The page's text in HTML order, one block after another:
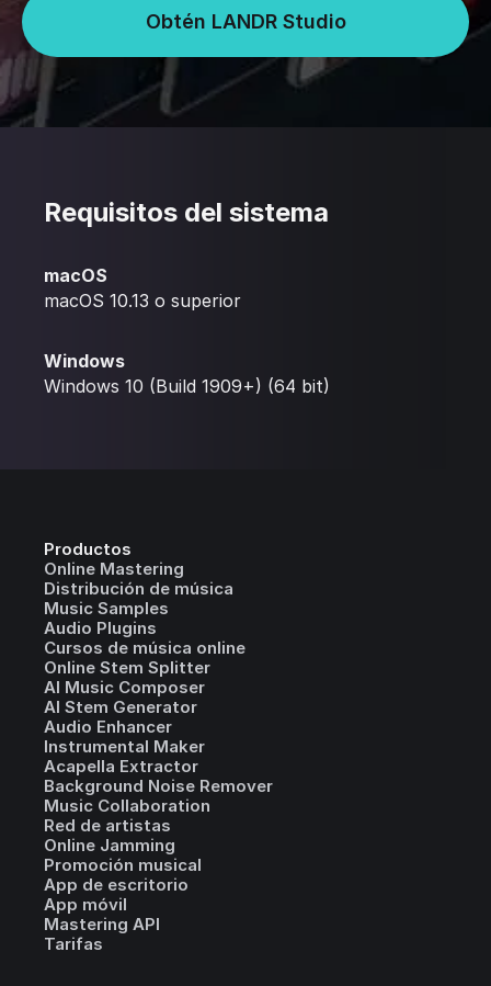
Obtén LANDR Studio
Requisitos del sistema
macOS
macOS 10.13 o superior
Windows
Windows 10 (Build 1909+) (64 bit)
Productos
Online Mastering
Distribución de música
Music Samples
Audio Plugins
Cursos de música online
Online Stem Splitter
AI Music Composer
AI Stem Generator
Audio Enhancer
Instrumental Maker
Acapella Extractor
Background Noise Remover
Music Collaboration
Red de artistas
Online Jamming
Promoción musical
App de escritorio
App móvil
Mastering API
Tarifas